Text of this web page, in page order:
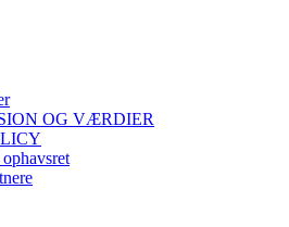
OG VÆRDIER